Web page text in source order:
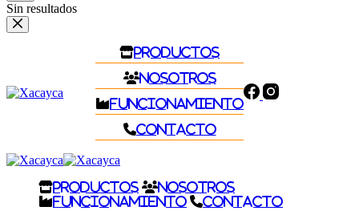
Sin resultados
Productos
Nosotros
Funcionamiento
Contacto
Productos
Nosotros
Funcionamiento
Contacto